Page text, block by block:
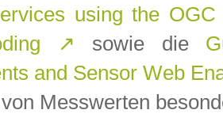
using the
↗ sowie die
and Sensor Web
Messwerten